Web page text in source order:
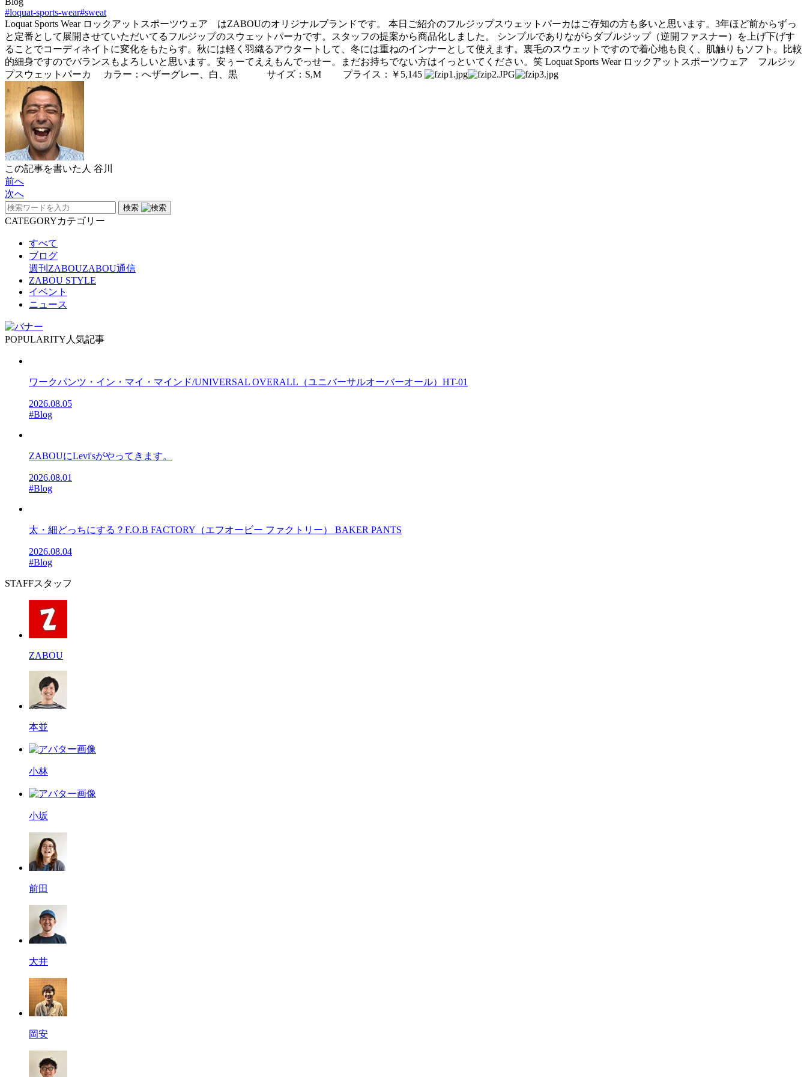
#loquat-sports-wear#sweat
Loquat Sports Wear ロックアットスポーツウェア はZABOUのオリジナルブランドです。 本日ご紹介のフルジップスウェットパーカはご存知の方も多いと思います。3年ほど前からずっ
と定番として展開させていただいてるフルジップのスウェットパーカです。スタッフの提案から商品化しました。 シンプルでありながらダブルジップ（逆開ファスナー）を上げ下げす
ることでコーディネイトに変化をもたらす。秋には軽く羽織るアウタートして、冬には重ねのインナーとして使えます。裏毛のスウェットですので着心地も良く、肌触りもソフト。比較
的細身ですのでバランスもよろしいと思います。安ぅーてええもんでっせー。まだお持ちでない方はイっといてください。笑 Loquat Sports Wear ロックアットスポーツウェア フルジッ
プスウェットパーカ カラー：へザーグレー、白、黒 サイズ：S,M プライス：￥5,145
この記事を書いた人 谷川
前へ
次へ
検索
CATEGORYカテゴリー
すべて
ブログ
週刊ZABOUZABOU通信
ZABOU STYLE
イベント
ニュース
POPULARITY 人気記事
ワークパンツ・イン・マイ・マインド/UNIVERSAL OVERALL（ユニバーサルオーバーオール）HT-01
2026.08.05
#Blog
ZABOUにLevi'sがやってきます。
2026.08.01
#Blog
太・細どっちにする？F.O.B FACTORY（エフオービー ファクトリー） BAKER PANTS
2026.08.04
#Blog
STAFFスタッフ
ZABOU
本並
小林
小坂
前田
大井
岡安